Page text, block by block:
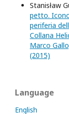
Stanisław
petto.
periferia
Collana
Marco
(2015)
Language
English